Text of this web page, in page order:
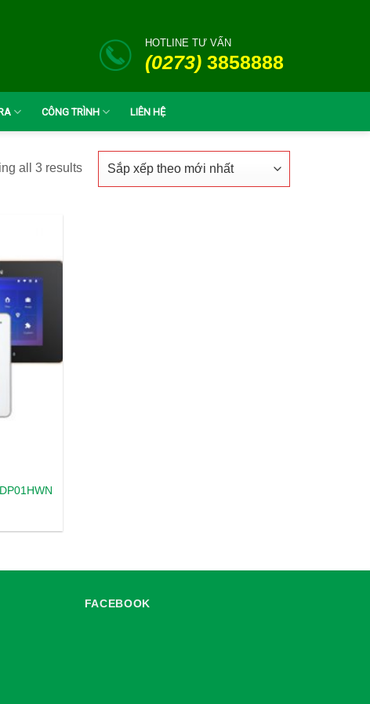
HOTLINE TƯ VẤN
(0273) 3858888
CÔNG TRÌNH LIÊN HỆ
all 3 results
FACEBOOK